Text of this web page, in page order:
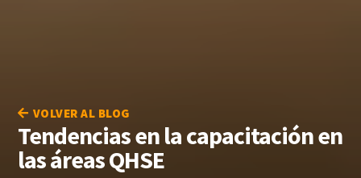
VOLVER AL BLOG
Tendencias en la capacitación en
las áreas QHSE